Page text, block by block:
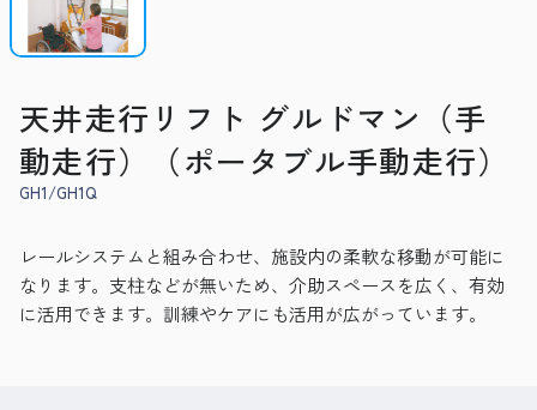
天井走行リフト グルドマン（手
動走行）（ポータブル手動走行）
GH1/GH1Q
レールシステムと組み合わせ、施設内の柔軟な移動が可能に
なります。支柱などが無いため、介助スペースを広く、有効
に活用できます。訓練やケアにも活用が広がっています。